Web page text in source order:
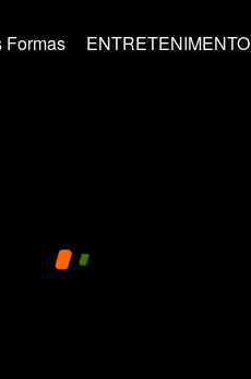
Formas ENTRETENIMENTO